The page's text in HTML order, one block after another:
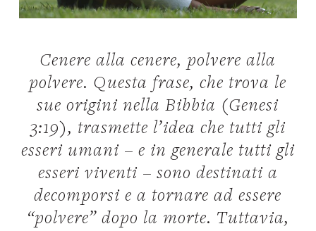
Cenere alla cenere, polvere alla
polvere. Questa frase, che trova le
sue origini nella Bibbia (Genesi
3:19), trasmette l’idea che tutti gli
esseri umani – e in generale tutti gli
esseri viventi – sono destinati a
decomporsi e a tornare ad essere
“polvere” dopo la morte. Tuttavia,